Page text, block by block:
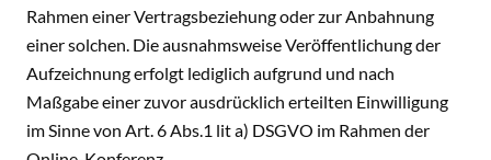
Rahmen einer Vertragsbeziehung oder zur Anbahnung
einer solchen. Die ausnahmsweise Veröffentlichung der
Aufzeichnung erfolgt lediglich aufgrund und nach
Maßgabe einer zuvor ausdrücklich erteilten Einwilligung
im Sinne von Art. 6 Abs.1 lit a) DSGVO im Rahmen der